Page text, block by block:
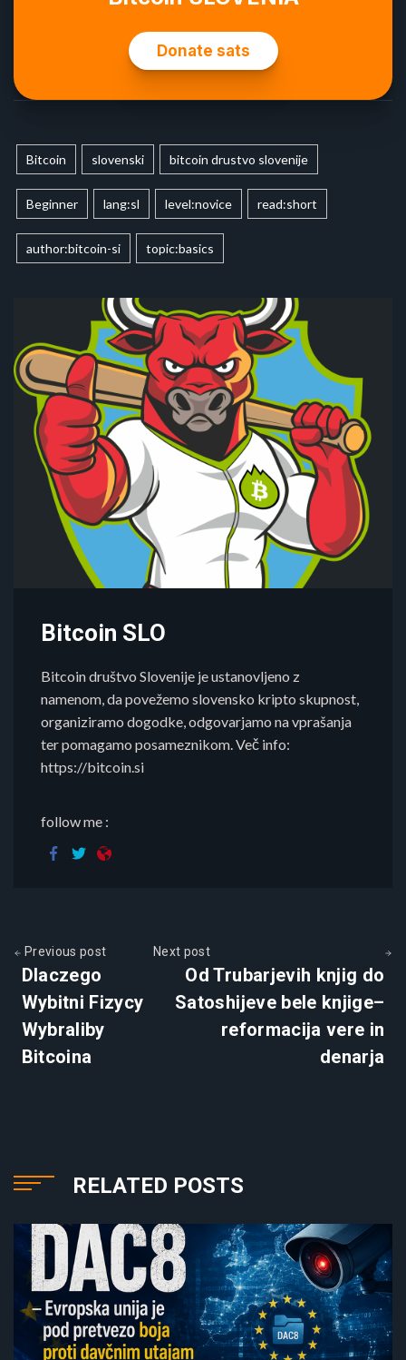
Bitcoin slovenski bitcoin drustvo slovenije
Beginner lang:sl level:novice read:short
author:bitcoin-si topic:basics
Bitcoin SLO
Bitcoin društvo Slovenije je ustanovljeno z
namenom, da povežemo slovensko kripto skupnost,
organiziramo dogodke, odgovarjamo na vprašanja
ter pomagamo posameznikom. Več info:
https://bitcoin.si
follow me :
Previous post
Dlaczego
Wybitni Fizycy
Wybraliby
Bitcoina
Next post
Od Trubarjevih knjig do
Satoshijeve bele knjige–
reformacija vere in
denarja
RELATED POSTS